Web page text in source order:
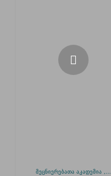
მეცნიერებათა აკადემია ,...